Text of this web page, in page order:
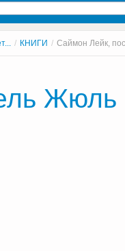
/ КНИГИ / Саймон Лейк,
Жюль